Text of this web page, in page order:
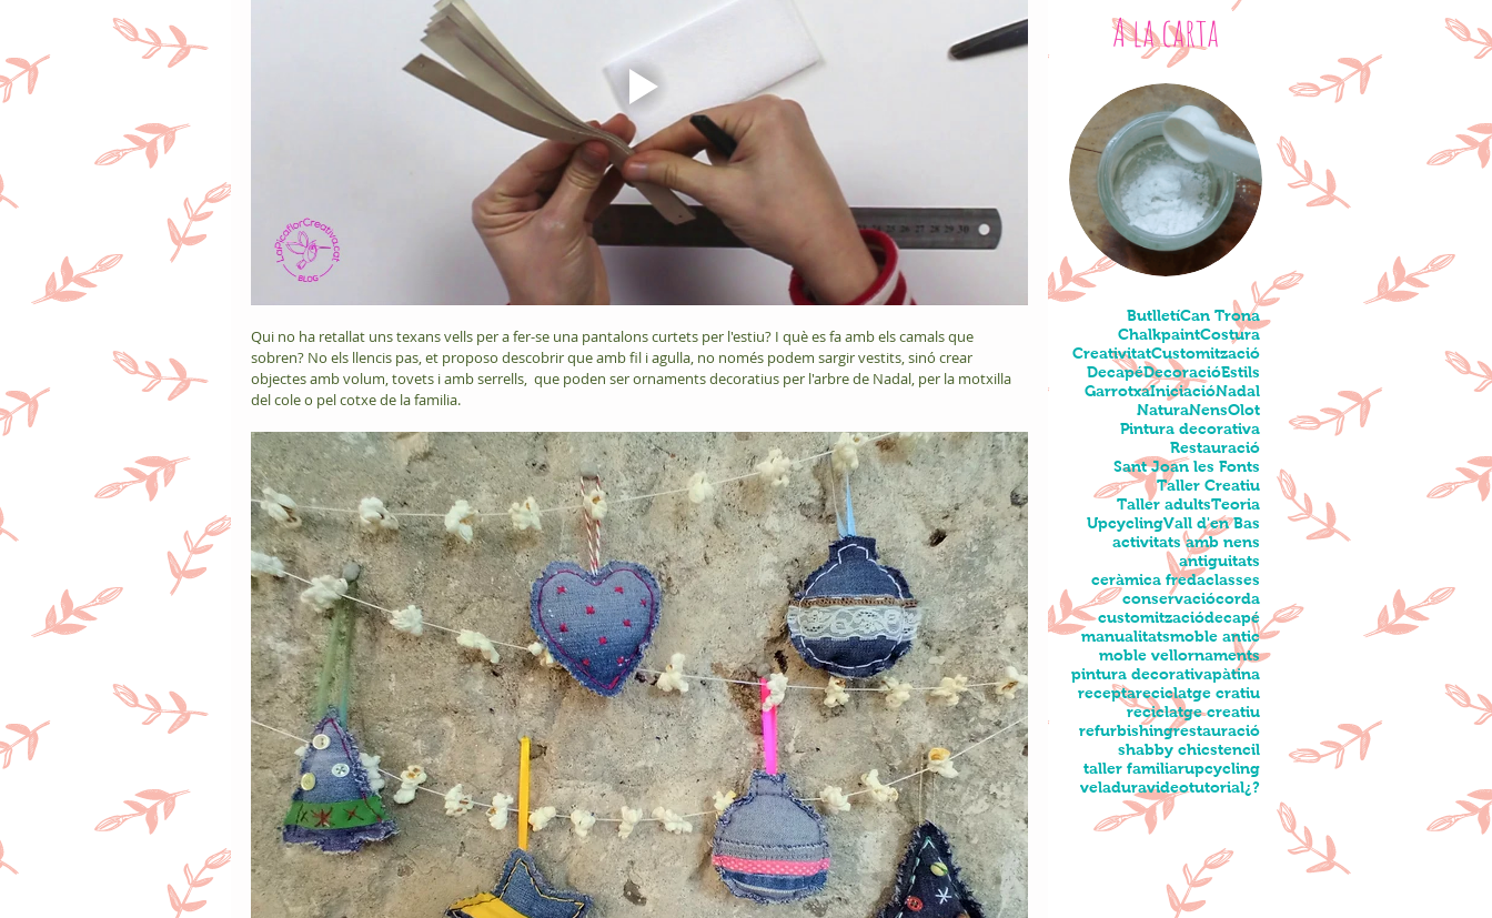
Qui no ha retallat uns texans vells per a fer-se una pantalons curtets per l'estiu? I què es fa amb els camals que
sobren? No els llencis pas, et proposo descobrir que amb fil i agulla, no només podem sargir vestits, sinó crear
objectes amb volum, tovets i amb serrells,  que poden ser ornaments decoratius per l'arbre de Nadal, per la motxilla
del cole o pel cotxe de la familia.
A la carta
ButlletíCan Trona
ChalkpaintCostura
CreativitatCustomització
DecapéDecoracióEstils
GarrotxaIniciacióNadal
NaturaNensOlot
Pintura decorativa
Restauració
Sant Joan les Fonts
Taller Creatiu
Taller adultsTeoria
UpcyclingVall d'en Bas
activitats amb nens
antiguitats
ceràmica fredaclasses
conservaciócorda
customitzaciódecapé
manualitatsmoble antic
moble vellornaments
pintura decorativapàtina
receptareciclatge cratiu
reciclatge creatiu
refurbishingrestauració
shabby chicstencil
taller familiarupcycling
veladuravideotutorial¿?